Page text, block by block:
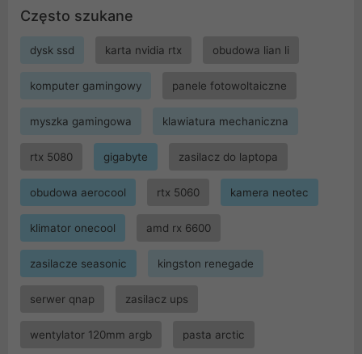
Często szukane
dysk ssd karta nvidia rtx obudowa lian li
komputer gamingowy panele fotowoltaiczne
myszka gamingowa klawiatura mechaniczna
rtx 5080 gigabyte zasilacz do laptopa
obudowa aerocool rtx 5060 kamera neotec
klimator onecool amd rx 6600
zasilacze seasonic kingston renegade
serwer qnap zasilacz ups
wentylator 120mm argb pasta arctic